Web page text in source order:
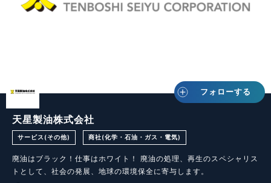
フォローする
天星製油株式会社
サービス(その他) 商社(化学・石油・ガス・電気)
廃油はブラック！仕事はホワイト！ 廃油の処理、再生のスペシャリス
トとして、社会の発展、地球の環境保全に寄与します。